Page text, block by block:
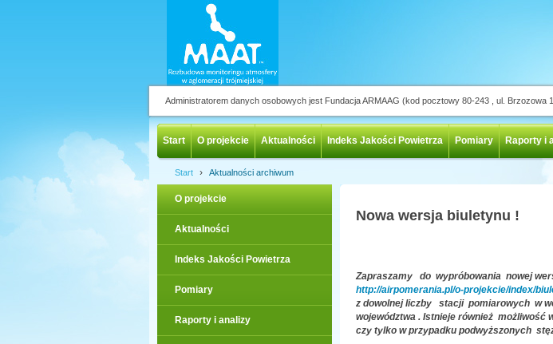
Administratorem danych osobowych jest Fundacja ARMAAG (kod pocztowy 80-243 , ul. Brzozowa
Start O projekcie Aktualności Indeks Jakości Powietrza Pomiary Raporty i
Start › Aktualności archiwum
O projekcie
Aktualności
Indeks Jakości Powietrza
Pomiary
Raporty i analizy
Nowa wersja biuletynu !
Zapraszamy do wypróbowania nowej
http://airpomerania.pl/o-projekcie/index/
z dowolnej liczby stacji pomiarowych w
województwa . Istnieje również możliwość
czy tylko w przypadku podwyższonych